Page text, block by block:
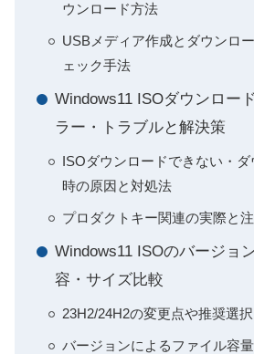
ウンロード方法
USBメディア作成とダウンロ
ェック手法
Windows11 ISOダウンロー
ラー・トラブルと解決策
ISOダウンロードできない・
時の原因と対処法
プロダクトキー関連の実際と
Windows11 ISOのバージョ
容・サイズ比較
23H2/24H2の変更点や推奨選
バージョンによるファイル容